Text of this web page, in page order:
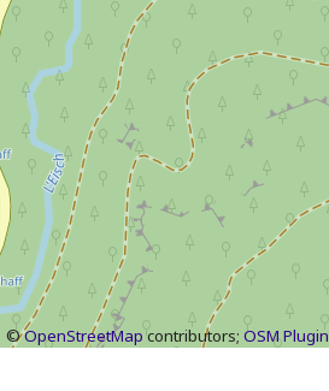
©OpenStreetMapcontributors;OSM Plugin